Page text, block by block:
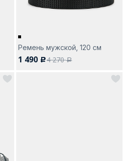
Ремень мужской, 120 см
1 490 c4 270a